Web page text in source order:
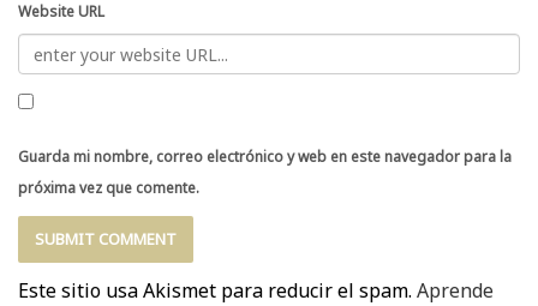
Website URL
Guarda mi nombre, correo electrónico y web en este navegador para la
próxima vez que comente.
Este sitio usa Akismet para reducir el spam. Aprende